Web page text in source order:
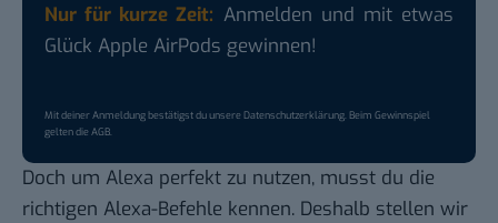
Nur für kurze Zeit: Anmelden und mit etwas
Glück Apple AirPods gewinnen!
Mit deiner Anmeldung bestätigst du unsereDatenschutzerklärung. Beim Gewinnspiel
gelten dieAGB.
Doch um Alexa perfekt zu nutzen, musst du die
richtigen Alexa-Befehle kennen. Deshalb stellen wir